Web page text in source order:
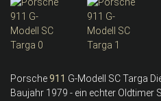
Porsche911 G-Modell SC Targa
Baujahr 1979 - ein echter Oldtimer